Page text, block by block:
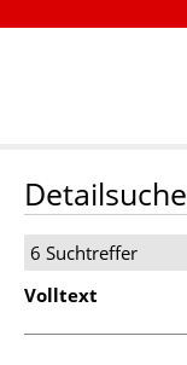
Detailsuche
6 Suchtreffer
Volltext